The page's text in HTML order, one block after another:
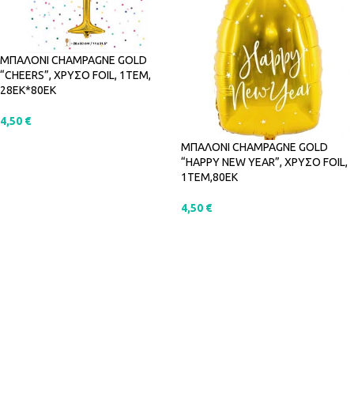
ΜΠΑΛΟΝΙ CHAMPAGNE GOLD
“CHEERS”, ΧΡΥΣΟ FOIL, 1ΤΕΜ,
28EK*80EK
4,50 €
ΜΠΑΛΟΝΙ CHAMPAGNE GOLD
“HAPPY NEW YEAR”, ΧΡΥΣΟ FOIL,
1ΤΕΜ,80EK
4,50 €